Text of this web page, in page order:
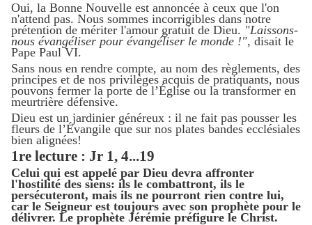
Oui, la Bonne Nouvelle est annoncée à ceux que l'on
n'attend pas. Nous sommes incorrigibles dans notre
prétention de mériter l'amour gratuit de Dieu. "Laissons-
nous évangéliser pour évangéliser le monde !", disait le
Pape Paul VI.
Sans nous en rendre compte, au nom des règlements, des
principes et de nos privilèges acquis de pratiquants, nous
pouvons fermer la porte de l’Église ou la transformer en
meurtrière défensive.
Dieu est un jardinier généreux : il ne fait pas pousser les
fleurs de l’Évangile que sur nos plates bandes ecclésiales
bien alignées!
1re lecture : Jr 1, 4...19
Celui qui est appelé par Dieu devra affronter
l'hostilité des siens: ils le combattront, ils le
persécuteront, mais ils ne pourront rien contre lui,
car le Seigneur est toujours avec son prophète pour le
délivrer. Le prophète Jérémie préfigure le Christ.